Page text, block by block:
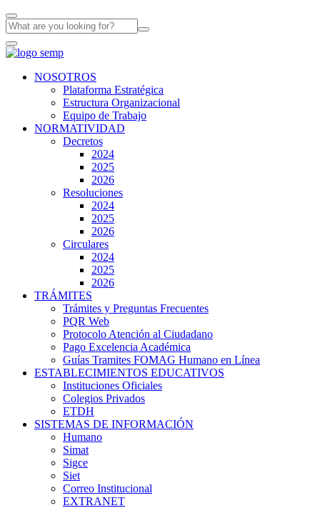
NOSOTROS
Plataforma Estratégica
Estructura Organizacional
Equipo de Trabajo
NORMATIVIDAD
Decretos
2024
2025
2026
Resoluciones
2024
2025
2026
Circulares
2024
2025
2026
TRÁMITES
Trámites y Preguntas Frecuentes
PQR Web
Protocolo Atención al Ciudadano
Pago Excelencia Académica
Guías Tramites FOMAG Humano en Línea
ESTABLECIMIENTOS EDUCATIVOS
Instituciones Oficiales
Colegios Privados
ETDH
SISTEMAS DE INFORMACIÓN
Humano
Simat
Sigce
Siet
Correo Institucional
EXTRANET